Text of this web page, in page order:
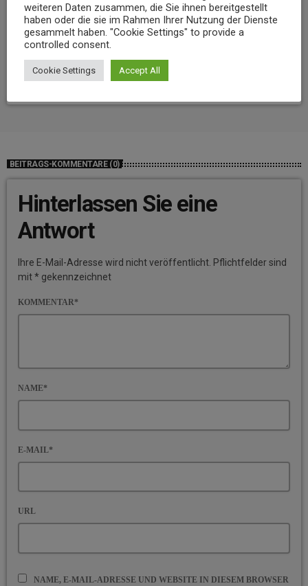
NEWS
7. AUGUST 2026 14
BEITRAGS-KOMMENTARE (0)
Hinterlassen Sie eine
Antwort
Ihre E-Mail-Adresse wird nicht veröffentlicht. Pflichtfelder sind
mit * gekennzeichnet
KOMMENTAR*
NAME*
E-MAIL*
URL
NAME, E-MAIL-ADRESSE UND WEBSITE IN DIESEM BROWSER
weiteren Daten zusammen, die Sie ihnen bereitgestellt
haben oder die sie im Rahmen Ihrer Nutzung der Dienste
gesammelt haben. "Cookie Settings" to provide a
controlled consent.
Cookie Settings Accept All